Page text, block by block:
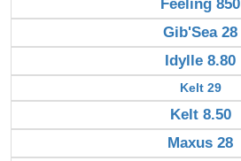
Feeling 850
Gib'Sea 28
Idylle 8.80
Kelt 29
Kelt 8.50
Maxus 28